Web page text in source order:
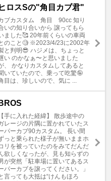
ヒロスSの"角目カブ君"
ブカスタム 角目 90cc 知り
いの知り合いから 譲ってもら
ました🥰 20年前くらいの車両
のこと🧐 ※2023/4/23に2002年
と判明😎 ハジメは、ちょっと
い のかなぁ〜と思いました
、 かなりカスタムしてあると
いていたので、乗って吃驚🤪
目は、珍しいので、気に ...
BROS
【手に入れた経緯】 散歩途中の
レージの片隅に置かれていたス
パーカブ90カスタム。 長い間
っと乗られた様子が無いままホ
リを被っていたのをみてだんだ
欲しくなったが、見も知らずの
が突然「駐車場に置いてあるス
パーカブを譲ってください。」
言っても大抵は“けんもほろ